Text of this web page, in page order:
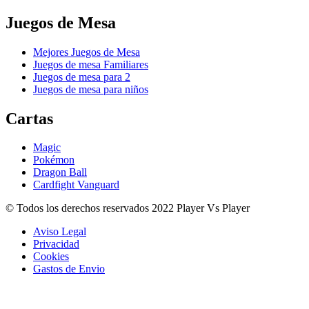
Juegos de Mesa
Mejores Juegos de Mesa
Juegos de mesa Familiares
Juegos de mesa para 2
Juegos de mesa para niños
Cartas
Magic
Pokémon
Dragon Ball
Cardfight Vanguard
© Todos los derechos reservados 2022 Player Vs Player
Aviso Legal
Privacidad
Cookies
Gastos de Envio